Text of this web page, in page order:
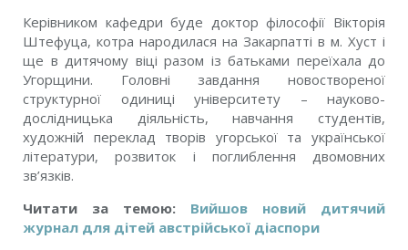
Керівником кафедри буде доктор філософії Вікторія
Штефуца, котра народилася на Закарпатті в м. Хуст і
ще в дитячому віці разом із батьками переїхала до
Угорщини. Головні завдання новоствореної
структурної одиниці університету – науково-
дослідницька діяльність, навчання студентів,
художній переклад творів угорської та української
літератури, розвиток і поглиблення двомовних
зв’язків.
Читати за темою: Вийшов новий дитячий
журнал для дітей австрійської діаспори